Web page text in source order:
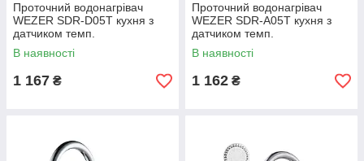
Проточний водонагрівач
WEZER SDR-D05T кухня з
датчиком темп.
В наявності
1 167 ₴
Проточний водонагрівач
WEZER SDR-A05T кухня з
датчиком темп.
В наявності
1 162 ₴